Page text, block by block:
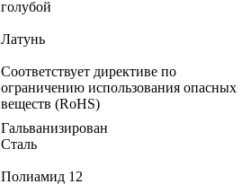
голубой
Латунь
Соответствует директиве по
ограничению использования опасных
веществ (RoHS)
Гальванизирован
Сталь
Полиамид 12